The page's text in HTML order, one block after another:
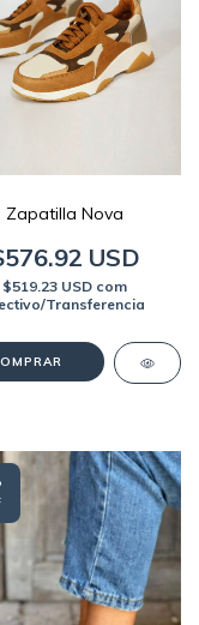
Zapatilla Nova
USD
$519.23 USD com
Transferencia